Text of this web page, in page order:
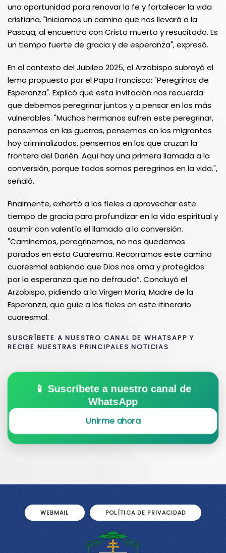
una oportunidad para renovar la fe y fortalecer la vida
cristiana. "Iniciamos un camino que nos llevará a la
Pascua, al encuentro con Cristo muerto y resucitado. Es
un tiempo fuerte de gracia y de esperanza", expresó.
En el contexto del Jubileo 2025, el Arzobispo subrayó el
lema propuesto por el Papa Francisco: "Peregrinos de
Esperanza". Explicó que esta invitación nos recuerda
que debemos peregrinar juntos y a pensar en los más
vulnerables. "Muchos hermanos sufren este peregrinar,
pensemos en las guerras, pensemos en los migrantes
hoy criminalizados, pensemos en los que cruzan la
frontera del Darién. Aquí hay una primera llamada a la
conversión, porque todos somos peregrinos en la vida.",
señaló.
Finalmente, exhortó a los fieles a aprovechar este
tiempo de gracia para profundizar en la vida espiritual y
asumir con valentía el llamado a la conversión.
"Caminemos, peregrinemos, no nos quedemos
parados en esta Cuaresma. Recorramos este camino
cuaresmal sabiendo que Dios nos ama y protegidos
por la esperanza que no defrauda”. Concluyó el
Arzobispo, pidiendo a la Virgen María, Madre de la
Esperanza, que guíe a los fieles en este itinerario
cuaresmal.
SUSCRÍBETE A NUESTRO CANAL DE WHATSAPP Y
RECIBE NUESTRAS PRINCIPALES NOTICIAS
📱 Suscríbete a nuestro canal de
WhatsApp
Unirme ahora
WEBMAIL POLÍTICA DE PRIVACIDAD